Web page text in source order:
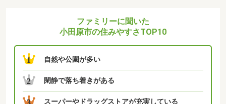
ファミリーに聞いた
小田原市の住みやすさTOP10
1 自然や公園が多い
2 閑静で落ち着きがある
3 スーパーやドラッグストアが充実している